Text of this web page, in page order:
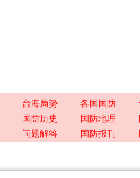
台海局势 各国国防
国防历史 国防地理
问题解答 国防报刊